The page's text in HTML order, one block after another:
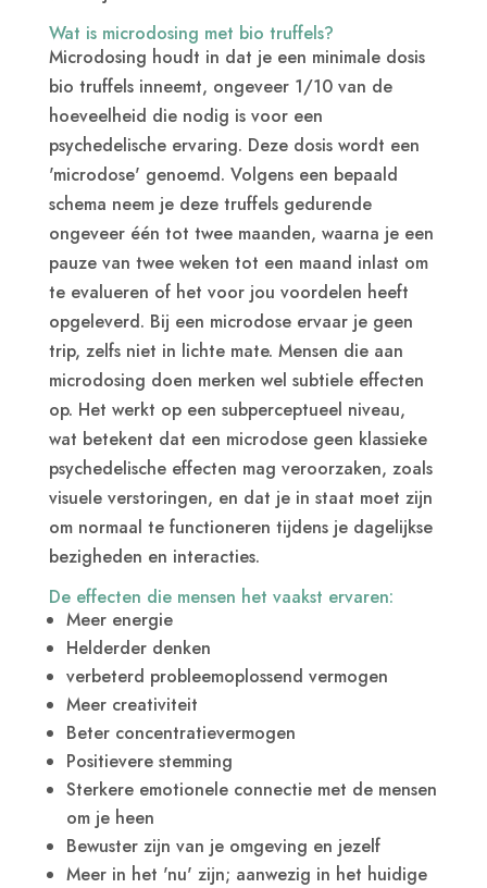
Wat is microdosing met bio truffels?
Microdosing houdt in dat je een minimale dosis
bio truffels inneemt, ongeveer 1/10 van de
hoeveelheid die nodig is voor een
psychedelische ervaring. Deze dosis wordt een
'microdose' genoemd. Volgens een bepaald
schema neem je deze truffels gedurende
ongeveer één tot twee maanden, waarna je een
pauze van twee weken tot een maand inlast om
te evalueren of het voor jou voordelen heeft
opgeleverd. Bij een microdose ervaar je geen
trip, zelfs niet in lichte mate. Mensen die aan
microdosing doen merken wel subtiele effecten
op. Het werkt op een subperceptueel niveau,
wat betekent dat een microdose geen klassieke
psychedelische effecten mag veroorzaken, zoals
visuele verstoringen, en dat je in staat moet zijn
om normaal te functioneren tijdens je dagelijkse
bezigheden en interacties.
De effecten die mensen het vaakst ervaren:
Meer energie
Helderder denken
verbeterd probleemoplossend vermogen
Meer creativiteit
Beter concentratievermogen
Positievere stemming
Sterkere emotionele connectie met de mensen
om je heen
Bewuster zijn van je omgeving en jezelf
Meer in het 'nu' zijn; aanwezig in het huidige